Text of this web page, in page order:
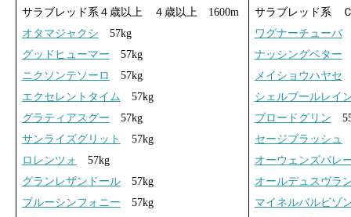
サラブレッド系４歳以上 ４歳以上 1600m
オタマジャクシ 57kg
グッドヒューマー 57kg
ニクソンテソーロ
57kg
エクセレントタイム 57kg
グラティアスグー 57kg
サンライズグリット
57kg
ロレンツォ
57kg
グランレザンドール57kg
ブルーシンフォニー 57kg
サラブレッド系
ワグナーチューバ
ナッシングベター
メイショウハヤセ
シェルブールレイ
ブロードグリン
セージブラッシュ
オーウェンズバレ
オールデュスヴラ
マイネルバルビゾ